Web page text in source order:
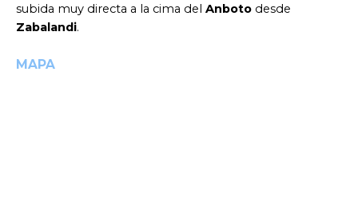
subida muy directa a la cima del Anboto desde
Zabalandi.
MAPA